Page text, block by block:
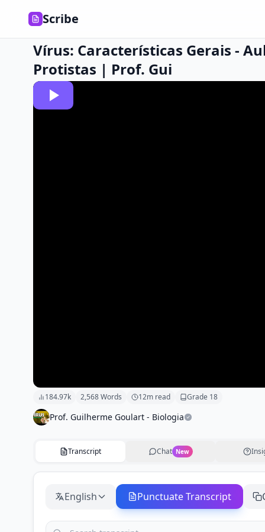
Scribe
Vírus: Características Gerais -
Protistas | Prof. Gui
184.97k 2,568Words 12m read Grade 18
Prof. Guilherme Goulart - Biologia
Transcript Chat New
English Punctuate Transcript